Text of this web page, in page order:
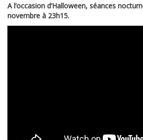
A l’occasion d’Halloween, séances
novembre à 23h15.